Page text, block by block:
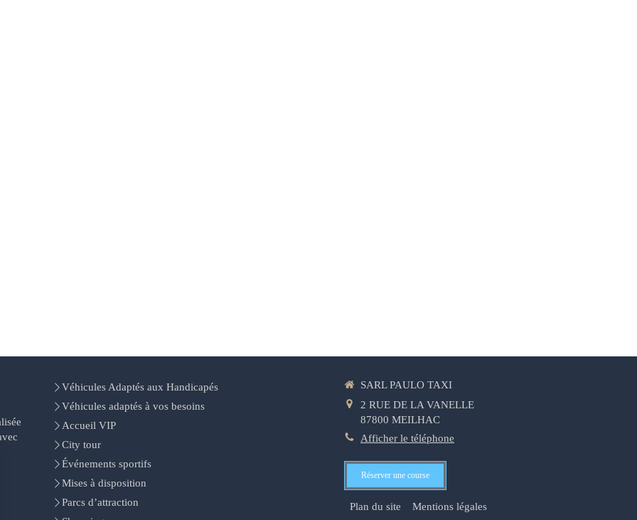
Véhicules Adaptés aux Handicapés
Véhicules adaptés à vos besoins
Accueil VIP
City tour
Événements sportifs
Mises à disposition
Parcs d’attraction
SARL PAULO TAXI
2 RUE DE LA VANELLE
87800 MEILHAC
Afficher le téléphone
Réserver une course
Plan du site Mentions légales